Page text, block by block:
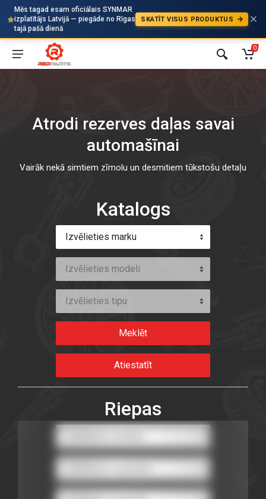
Mēs tagad esam oficiālais SYNMAR
izplatītājs Latvijā — piegāde no Rīgas
tajā pašā dienā
SKATĪT VISUS PRODUKTUS
Auto
0
Atrodi rezerves daļas savai
automašīnai
Vairāk nekā simtiem zīmolu un desmitiem tūkstošu detaļu
Katalogs
Izvēlieties marku
Izvēlieties modeli
Izvēlieties tipu
Riepas